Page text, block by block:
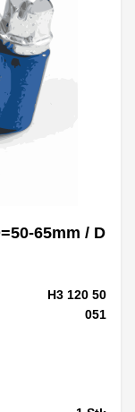
65mm / D
H3 120 50
051